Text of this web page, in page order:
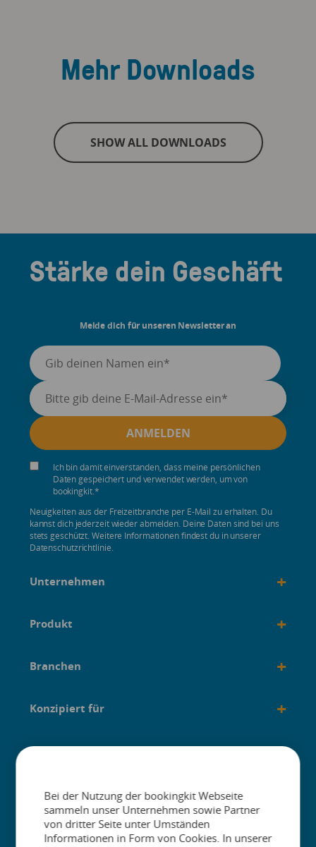
Mehr Downloads
SHOW ALL DOWNLOADS
Stärke dein Geschäft
Melde dich für unseren Newsletter an
Ich bin damit einverstanden, dass meine persönlichen
Daten gespeichert und verwendet werden, um von
bookingkit.*
Neuigkeiten aus der Freizeitbranche per E-Mail zu erhalten. Du
kannst dich jederzeit wieder abmelden. Deine Daten sind bei uns
stets geschützt. Weitere Informationen findest du in unserer
Datenschutzrichtlinie.
Unternehmen +
Produkt +
Branchen +
Konzipiert für +
Anleitungen +
Bei der Nutzung der bookingkit Webseite
sammeln unser Unternehmen sowie Partner
von dritter Seite unter Umständen
Informationen in Form von Cookies. In unserer